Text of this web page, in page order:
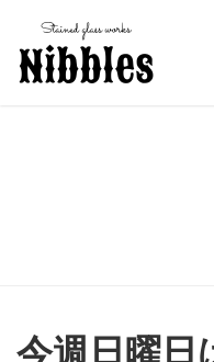
今週日曜日